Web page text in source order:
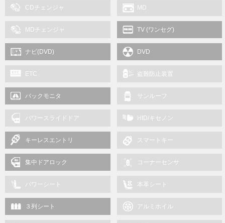
CDチェンジャ MD
MDチェンジャ TV (ワンセグ)
ナビ(DVD) DVD
ETC 盗難防止装置
バックモニタ サンルーフ
パワースライドドア HID/キセノン
キーレスエントリ スマートキー
集中ドアロック コーナーセンサ
パワーシート 本革シート
３列シート アルミホイル